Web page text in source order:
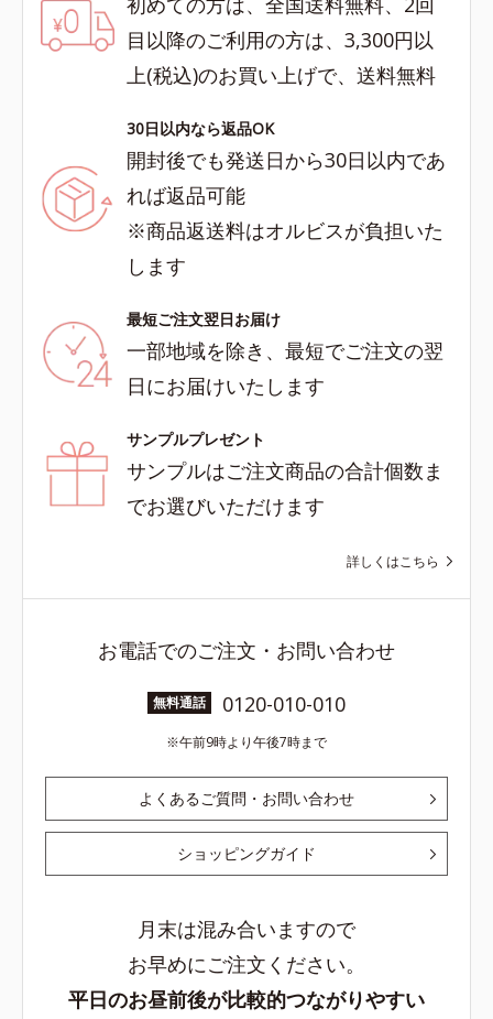
目以降のご利用の方は、3,300円以
上(税込)のお買い上げで、送料無料
30日以内なら返品OK
開封後でも発送日から30日以内であ
れば返品可能
※商品返送料はオルビスが負担いた
します
最短ご注文翌日お届け
一部地域を除き、最短でご注文の翌
日にお届けいたします
サンプルプレゼント
サンプルはご注文商品の合計個数ま
でお選びいただけます
詳しくはこちら
お電話でのご注文・お問い合わせ
無料通話 0120-010-010
午前9時より午後7時まで
よくあるご質問・お問い合わせ
ショッピングガイド
月末は混み合いますので
お早めにご注文ください。
平日のお昼前後が比較的つながりやすい